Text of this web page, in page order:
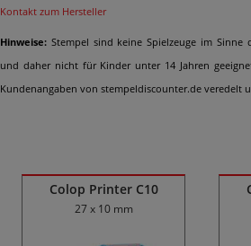
Kontakt zum Hersteller
Hinweise: Stempel sind keine Spielzeuge im Sinne
und daher nicht für Kinder unter 14 Jahren
Kundenangaben von stempeldiscounter.de veredelt
Colop Printer C10
27 x 10 mm